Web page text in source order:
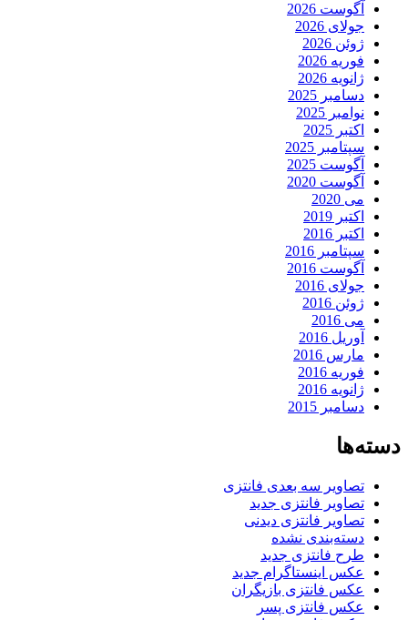
آگوست 2026
جولای 2026
ژوئن 2026
فوریه 2026
ژانویه 2026
دسامبر 2025
نوامبر 2025
اکتبر 2025
سپتامبر 2025
آگوست 2025
آگوست 2020
می 2020
اکتبر 2019
اکتبر 2016
سپتامبر 2016
آگوست 2016
جولای 2016
ژوئن 2016
می 2016
آوریل 2016
مارس 2016
فوریه 2016
ژانویه 2016
دسامبر 2015
دسته‌ها
تصاویر سه بعدی فانتزی
تصاویر فانتزی جدید
تصاویر فانتزی دیدنی
دسته‌بندی نشده
طرح فانتزی جدید
عکس اینستاگرام جدید
عکس فانتزی بازیگران
عکس فانتزی پسر